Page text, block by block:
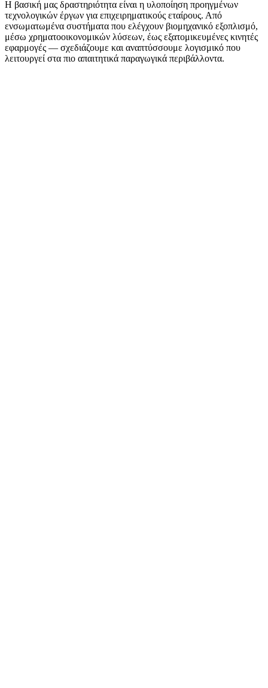
Η βασική μας δραστηριότητα είναι η υλοποίηση προηγμένων
τεχνολογικών έργων για επιχειρηματικούς εταίρους. Από
ενσωματωμένα συστήματα που ελέγχουν βιομηχανικό εξοπλισμό,
μέσω χρηματοοικονομικών λύσεων, έως εξατομικευμένες κινητές
εφαρμογές — σχεδιάζουμε και αναπτύσσουμε λογισμικό που
λειτουργεί στα πιο απαιτητικά παραγωγικά περιβάλλοντα.